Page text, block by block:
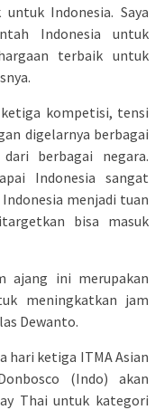
Indonesia. Saya
Indonesia untuk
terbaik untuk
kompetisi, tensi
digelarnya berbagai
berbagai negara.
Indonesia sangat
menjadi tuan
bisa masuk
ajang ini merupakan
meningkatkan jam
Dewanto.
hari ketiga ITMA Asian
(Indo) akan
Thai untuk kategori